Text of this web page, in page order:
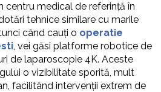
centru medical de referință în
tehnice similare cu marile
când cauți o operatie
, vei găsi platforme robotice de
de laparoscopie 4K. Aceste
o vizibilitate sporită, mult
facilitând intervenții extrem de